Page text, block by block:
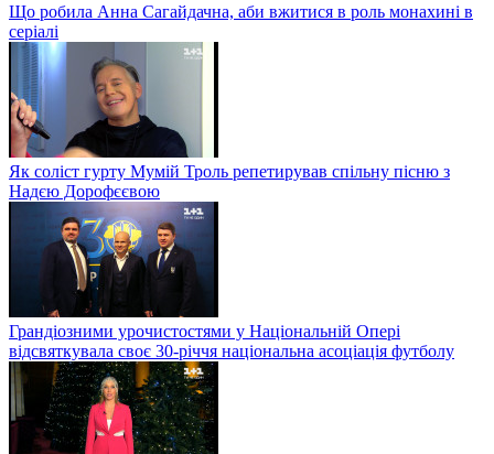
Що робила Анна Сагайдачна, аби вжитися в роль монахині в
серіалі
Як соліст гурту Мумій Троль репетирував спільну пісню з
Надєю Дорофєєвою
Грандіозними урочистостями у Національній Опері
відсвяткувала своє 30-річчя національна асоціація футболу